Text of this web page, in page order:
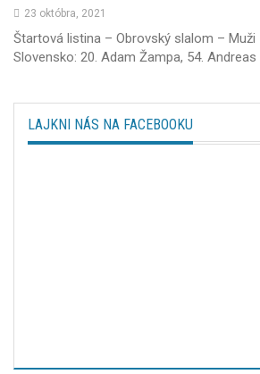
23 októbra, 2021
Štartová listina – Obrovský slalom – Muži
Slovensko: 20. Adam Žampa, 54.
LAJKNI NÁS NA FACEBOOKU